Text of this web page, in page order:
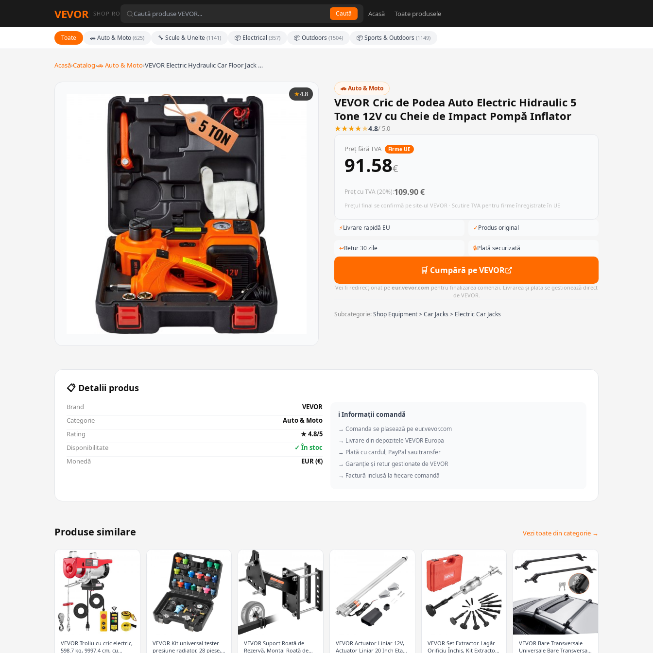
VEVOR SHOP RO Caută Acasă Toate produsele
Toate 🚗 Auto & Moto (625) 🔧 Scule & Unelte (1141) 📦 Electrical (357) 📦 Outdoors (1504) 📦 Sports & Outdoors (1149)
Acasă›Catalog›🚗 Auto & Moto›VEVOR Electric Hydraulic Car Floor Jack …
★4.8
🚗 Auto & Moto
VEVOR Cric de Podea Auto Electric Hidraulic 5
Tone 12V cu Cheie de Impact Pompă Inflator
★★★★★4.8/ 5.0
Preț fără TVA Firme UE
91.58€
Preț cu TVA (20%):109.90 €
Prețul final se confirmă pe site-ul VEVOR · Scutire TVA pentru firme înregistrate în UE
⚡Livrare rapidă EU ✓Produs original
↩Retur 30 zile 🔒Plată securizată
🛒 Cumpără pe VEVOR
Vei fi redirecționat pe eur.vevor.com pentru finalizarea comenzii. Livrarea și plata se gestionează direct
de VEVOR.
Subcategorie:Shop Equipment > Car Jacks > Electric Car Jacks
📋 Detalii produs
Brand
VEVOR
Categorie
Auto & Moto
Rating
★ 4.8/5
Disponibilitate
✓ În stoc
Monedă
EUR (€)
ℹ️ Informații comandă
→ Comanda se plasează pe eur.vevor.com
→ Livrare din depozitele VEVOR Europa
→ Plată cu cardul, PayPal sau transfer
→ Garanție și retur gestionate de VEVOR
→ Factură inclusă la fiecare comandă
Produse similare Vezi toate din categorie →
VEVOR Troliu cu cric electric,
598.7 kg, 9997.4 cm, cu
VEVOR Kit universal tester
presiune radiator, 28 piese,
VEVOR Suport Roată de
Rezervă, Montaj Roată de
VEVOR Actuator Liniar 12V,
Actuator Liniar 20 Inch Etanș
VEVOR Set Extractor Lagăr
Orificiu Închis, Kit Extractor
VEVOR Bare Transversale
Universale Bare Transversale